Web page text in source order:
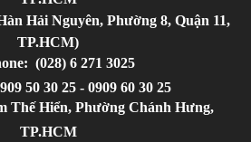
Hải Nguyên, Phường 8, Quận 11,
TP.HCM)
(028) 6 271 3025
50 30 25 - 0909 60 30 25
Thế Hiển, Phường Chánh Hưng,
TP.HCM